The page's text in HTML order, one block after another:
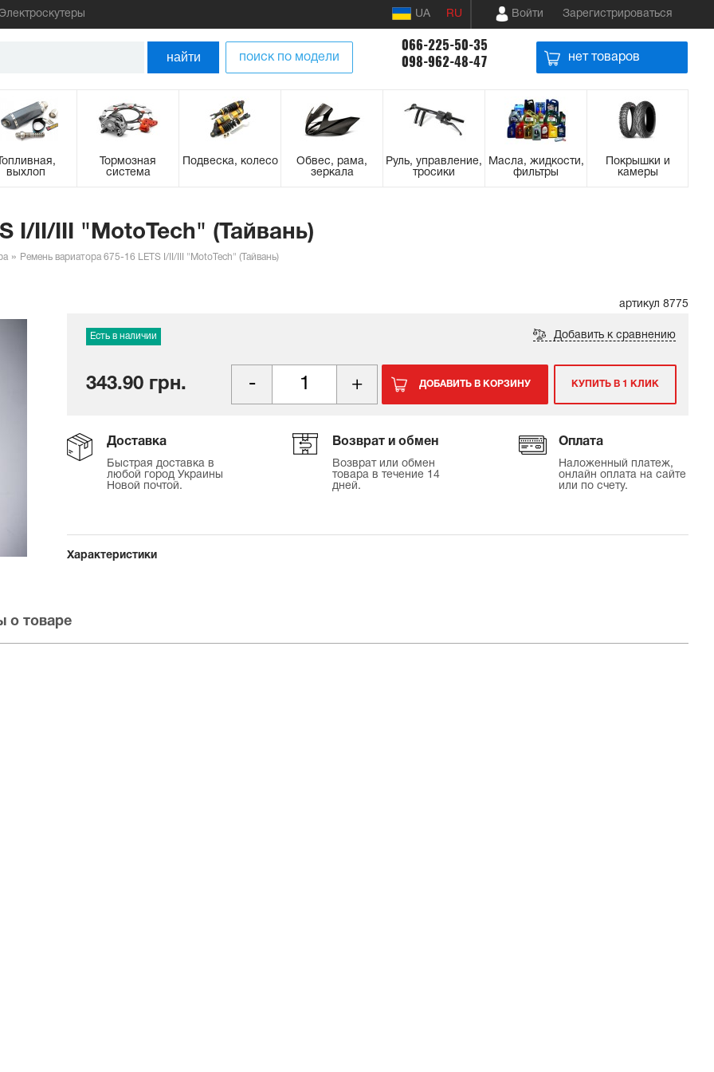
Электроскутеры UA RU Войти Зарегистрироваться
найти поиск по модели
066-225-50-35
098-962-48-47
нет товаров
выхлоп
Тормозная
система
Подвеска, колесо
Обвес, рама,
зеркала
Руль, управление,
тросики
Масла, жидкости,
фильтры
Покрышки и
камеры
I/II/III "MotoTech" (Тайвань)
Ремень вариатора 675-16 LETS I/II/III "MotoTech" (Тайвань)
артикул 8775
Есть в наличии Добавить к сравнению
343.90 грн. ДОБАВИТЬ В КОРЗИНУ КУПИТЬ В 1 КЛИК
Доставка
Быстрая доставка в
любой город Украины
Новой почтой.
Возврат и обмен
Возврат или обмен
товара в течение 14
дней.
Оплата
Наложенный платеж,
онлайн оплата на сайте
или по счету.
Характеристики
о товаре